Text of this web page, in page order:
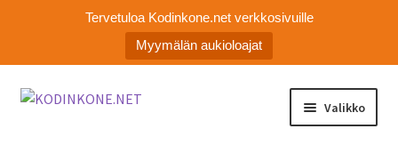
Tervetuloa Kodinkone.net verkkosivuille
Myymälän aukioloajat
Siirry
Siirry
Valikko